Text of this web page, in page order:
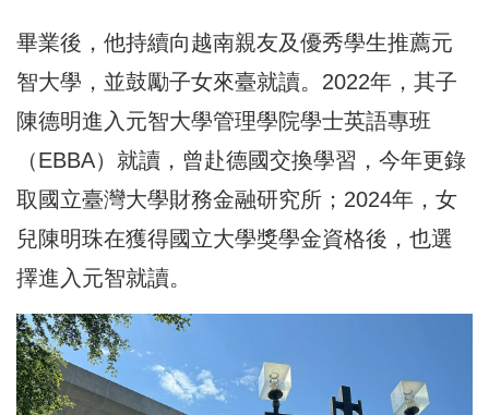
畢業後，他持續向越南親友及優秀學生推薦元
智大學，並鼓勵子女來臺就讀。2022年，其子
陳德明進入元智大學管理學院學士英語專班
（EBBA）就讀，曾赴德國交換學習，今年更錄
取國立臺灣大學財務金融研究所；2024年，女
兒陳明珠在獲得國立大學獎學金資格後，也選
擇進入元智就讀。